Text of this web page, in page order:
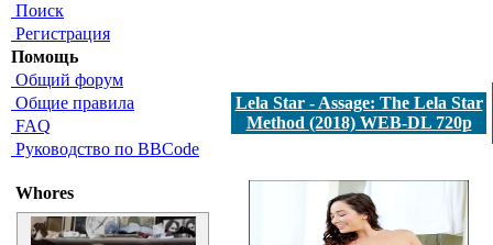
Поиск
Регистрация
Помощь
Общий форум
Общие правила
FAQ
Руководство по BBCode
Whores
Lela Star - Assage: The Lela Star
Method (2018) WEB-DL 720p